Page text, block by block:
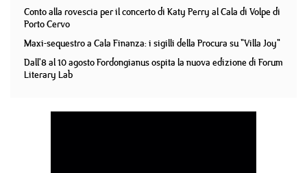
Conto alla rovescia per il concerto di Katy Perry al Cala di Volpe di
Porto Cervo
Maxi-sequestro a Cala Finanza: i sigilli della Procura su "Villa Joy"
Dall'8 al 10 agosto Fordongianus ospita la nuova edizione di Forum
Literary Lab